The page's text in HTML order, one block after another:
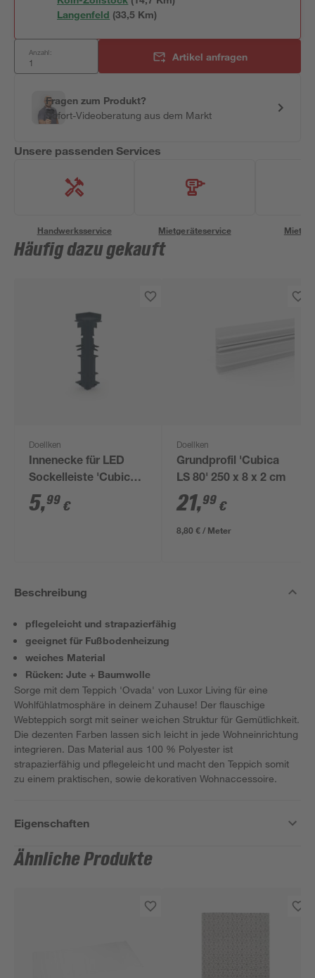
Langenfeld (33,5 Km)
Anzahl: Artikel anfragen
Fragen zum Produkt?
Sofort-Videoberatung aus dem Markt
Unsere passenden Services
Handwerksservice Mietgeräteservice
Häufig dazu gekauft
Doellken
Innenecke für LED
Sockelleiste 'Cubica
LS 80' anthrazit
5,99 €
Doellken
Grundprofil 'Cubica
LS 80' 250 x 8 x 2 cm
21,99 €
8,80 € / Meter
Beschreibung
pflegeleicht und strapazierfähig
geeignet für Fußbodenheizung
weiches Material
Rücken: Jute + Baumwolle
Sorge mit dem Teppich 'Ovada' von Luxor Living für eine
Wohlfühlatmosphäre in deinem Zuhause! Der flauschige
Webteppich sorgt mit seiner weichen Struktur für Gemütlichkeit.
Die dezenten Farben lassen sich leicht in jede Wohneinrichtung
integrieren. Das Material aus 100 % Polyester ist
strapazierfähig und pflegeleicht und macht den Teppich somit
zu einem praktischen, sowie dekorativen Wohnaccessoire.
Eigenschaften
Ähnliche Produkte